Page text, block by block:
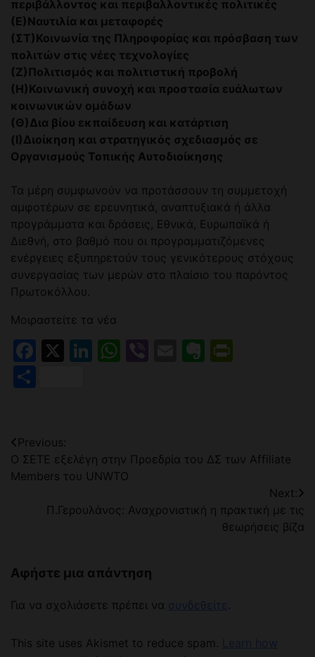
περιβάλλοντος και περιβαλλοντικές πολιτικές
(Ε)Ναυτιλία και μεταφορές
(ΣΤ)Κοινωνία της Πληροφορίας και πρόσβαση των
πολιτών στις νέες τεχνολογίες
(Ζ)Πολιτισμός και πολιτιστική προβολή
(Η)Κοινωνική συνοχή και προστασία ευάλωτων
κοινωνικών ομάδων
(Θ)Δια βίου εκπαίδευση και κατάρτιση
(Ι)Διοίκηση και στρατηγικός σχεδιασμός σε
Οργανισμούς Τοπικής Αυτοδιοίκησης
Τα μέρη συμφωνούν να προτάσσουν τη συμμετοχή
αμφοτέρων σε ερευνητικά, αναπτυξιακά ή άλλα
προγράμματα και δράσεις, Εθνικά, Ευρωπαϊκά ή
Διεθνή, στο βαθμό που οι προγραμματιζόμενες
ενέργειες εξυπηρετούν τους γενικότερους στόχους
συνεργασίας των μερών στο πλαίσιο του παρόντος
Πρωτοκόλλου.
Μοιραστείτε τα νέα
Facebook
X LinkedIn
WhatsApp
ViberEmailEvernote
Πλοήγηση
άρθρων
Previous:
Ο ΣΕΤΕ εξελέγη στην Προεδρία του ΔΣ των Affiliate
Members του UNWTO
Next:
Π.Γερουλάνος: Αναχρονιστική η πρακτική με τις
θεωρήσεις βίζα
Αφήστε μια απάντηση
Για να σχολιάσετε πρέπει να
This site uses Akismet to reduce spam.